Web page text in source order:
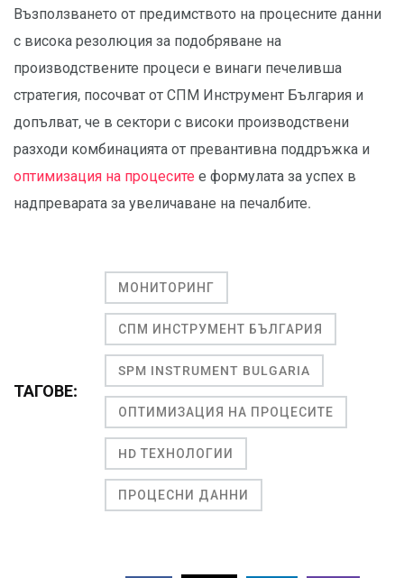
Възползването от предимството на процесните данни
с висока резолюция за подобряване на
производствените процеси е винаги печеливша
стратегия, посочват от СПМ Инструмент България и
допълват, че в сектори с високи производствени
разходи комбинацията от превантивна поддръжка и
оптимизация на процесите е формулата за успех в
надпреварата за увеличаване на печалбите.
ТАГОВЕ:
МОНИТОРИНГ
СПМ ИНСТРУМЕНТ БЪЛГАРИЯ
SPM INSTRUMENT BULGARIA
ОПТИМИЗАЦИЯ НА ПРОЦЕСИТЕ
HD ТЕХНОЛОГИИ
ПРОЦЕСНИ ДАННИ